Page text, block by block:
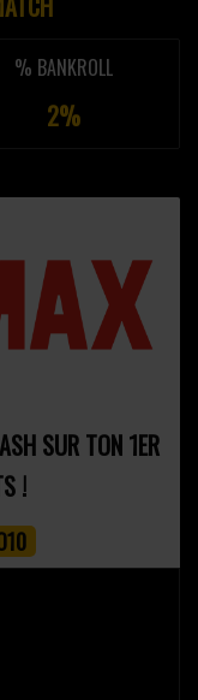
% BANKROLL
2%
SUR TON 1ER
!